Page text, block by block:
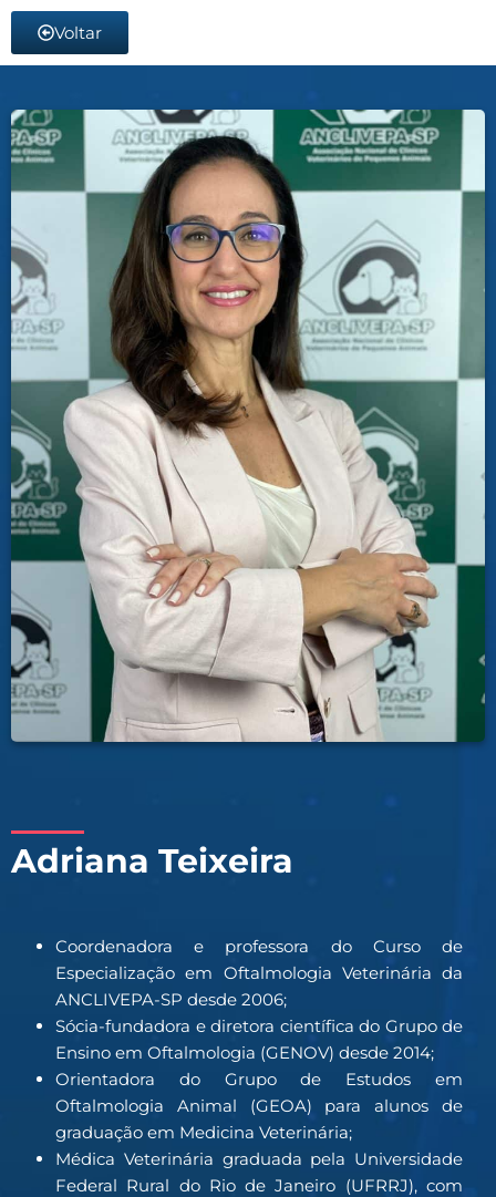
Voltar
Adriana Teixeira
Coordenadora e professora do Curso de
Especialização em Oftalmologia Veterinária da
ANCLIVEPA-SP desde 2006;
Sócia-fundadora e diretora científica do Grupo de
Ensino em Oftalmologia (GENOV) desde 2014;
Orientadora do Grupo de Estudos em
Oftalmologia Animal (GEOA) para alunos de
graduação em Medicina Veterinária;
Médica Veterinária graduada pela Universidade
Federal Rural do Rio de Janeiro (UFRRJ), com